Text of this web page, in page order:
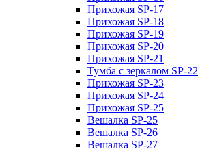
Прихожая SP-17
Прихожая SP-18
Прихожая SP-19
Прихожая SP-20
Прихожая SP-21
Тумба с зеркалом SP-22
Прихожая SP-23
Прихожая SP-24
Прихожая SP-25
Вешалка SP-25
Вешалка SP-26
Вешалка SP-27